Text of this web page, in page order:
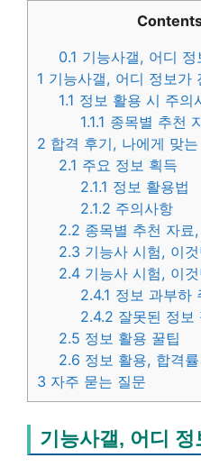
0.1 기능사갤, 어디
1 기능사갤, 어디 정보가
1.1 정보 활용 시 주의
1.1.1 종목별 추천
2 합격 후기, 나에게 맞
2.1 주요 정보 획득
2.1.1 정보 활용법
2.1.2 주의사항
2.2 종목별 추천 자료
2.3 기능사 시험, 이
2.4 기능사 시험, 이
2.4.1 정보 과부하
2.4.2 잘못된 정보
2.5 정보 활용 꿀팁
2.6 정보 활용, 합격
3 자주 묻는 질문
기능사갤, 어디